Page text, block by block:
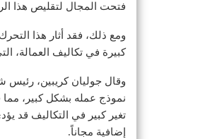
فتحت المجال لتقليص هذا
ومع ذلك، فقد أثار هذا
كبيرة في تكاليف العمالة،
وقال جوليان كريبين، رئيس
نموذج عمله بشكل كبير،
تغير كبير في التكاليف قد
إضافية مجاناً.